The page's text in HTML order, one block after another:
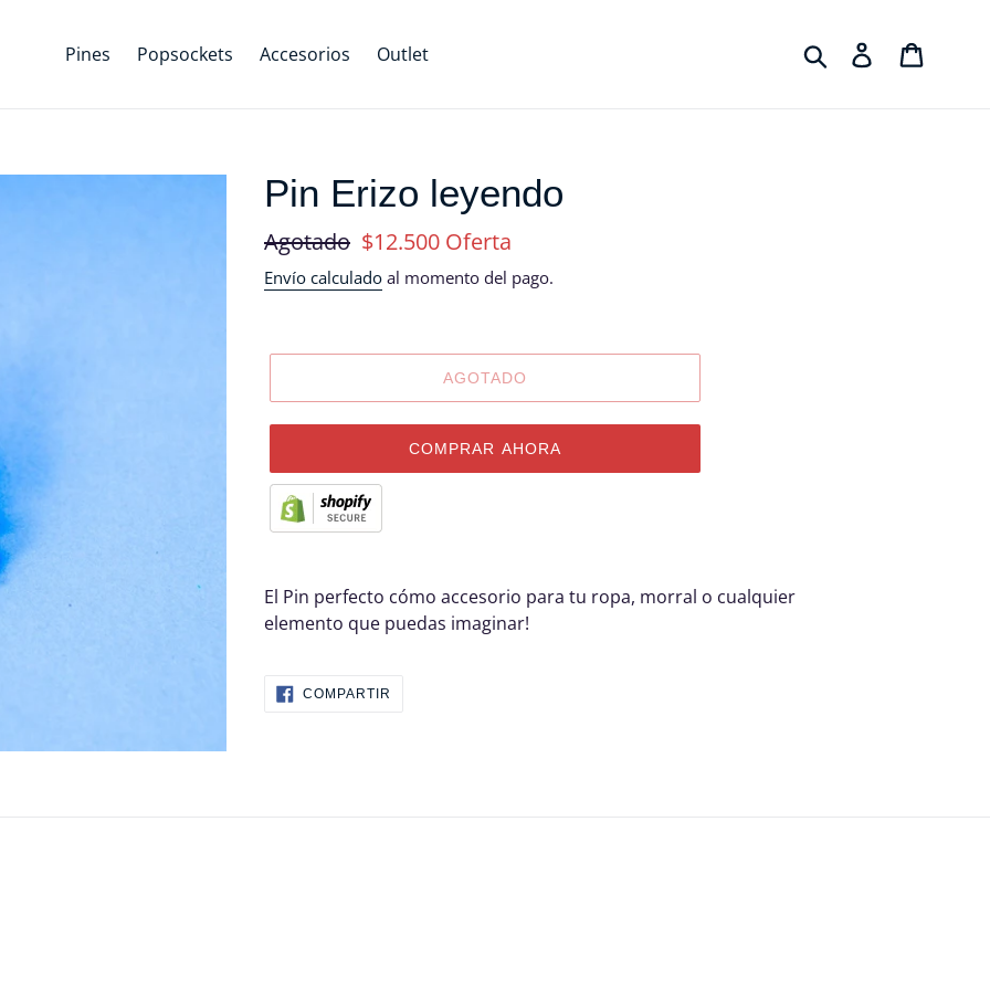
Pines Popsockets Accesorios Outlet Buscar Ingresar
Pin Erizo leyendo
Precio
habitual
Agotado Precio
de
$12.500 Oferta
Envío calculado al momento del pago.
AGOTADO
COMPRAR AHORA
El Pin perfecto cómo accesorio para tu ropa, morral o cualquier
elemento que puedas imaginar!
COMPARTIR